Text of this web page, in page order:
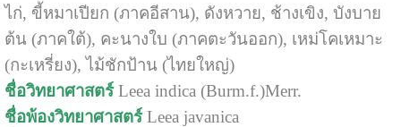
ไก่, ขี้หมาเปียก (ภาคอีสาน), ดังหวาย, ช้างเขิง, บังบาย
ต้น (ภาคใต้), คะนางใบ (ภาคตะวันออก), เหม่โคเหมาะ
(กะเหรี่ยง), ไม้ชักป้าน (ไทยใหญ่)
ชื่อวิทยาศาสตร์Leea indica (Burm.f.)Merr.
ชื่อพ้องวิทยาศาสตร์Leea javanica